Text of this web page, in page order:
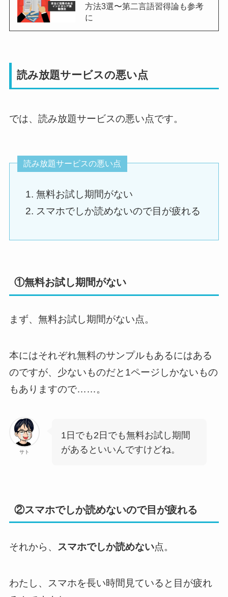
方法3選〜第二言語習得論も参考
に
読み放題サービスの悪い点
では、読み放題サービスの悪い点です。
読み放題サービスの悪い点
無料お試し期間がない
スマホでしか読めないので目が疲れる
①無料お試し期間がない
まず、無料お試し期間がない点。
本にはそれぞれ無料のサンプルもあるにはある
のですが、少ないものだと1ページしかないもの
もありますので……。
サト
1日でも2日でも無料お試し期間
があるといいんですけどね。
②スマホでしか読めないので目が疲れる
それから、 スマホでしか読めない点。
わたし、スマホを長い時間見ていると目が疲れ